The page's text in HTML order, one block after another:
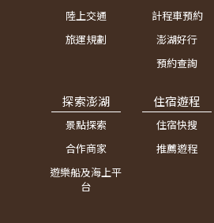
陸上交通
旅運規劃
計程車預約
澎湖好行
預約查詢
探索澎湖
景點探索
合作商家
遊樂船及海上平
台
住宿遊程
住宿快搜
推薦遊程